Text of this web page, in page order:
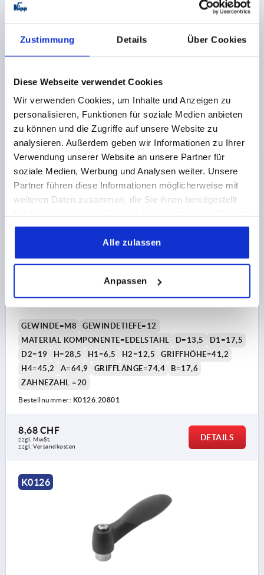
Zustimmung Details Über Cookies
Diese Webseite verwendet Cookies
Wir verwenden Cookies, um Inhalte und Anzeigen zu
personalisieren, Funktionen für soziale Medien anbieten
zu können und die Zugriffe auf unsere Website zu
analysieren. Außerdem geben wir Informationen zu Ihrer
Verwendung unserer Website an unsere Partner für
soziale Medien, Werbung und Analysen weiter. Unsere
Partner führen diese Informationen möglicherweise mit
weiteren Daten zusammen, die Sie ihnen bereitgestellt
gesammelt haben.
Alle zulassen
Anpassen
KOMP:EDELSTAHL SCHWARZGRAU RAL7021
MATERIAL KOMPONENTE=EDELSTAHL
D=13,5
D1=17,5
ZÄHNEZAHL =20
Bestellnummer:K0126.20601
8,68 CHF
zzgl. MwSt.
zzgl. Versandkosten
K0126
KLEMMHEBEL 2-KOMPONENTEN GR.2 M08,
GEWINDE=M8
GEWINDETIEFE=12
MATERIAL KOMPONENTE=EDELSTAHL
D=13,5
D1=17,5
D2=19
H=28,5 H1=6,5 H2=12,5
GRIFFHÖHE=41,2
H4=45,2
A=64,9 GRIFFLÄNGE=74,4
B=17,6
ZÄHNEZAHL =20
Bestellnummer: K0126.20801
8,68 CHF
zzgl. MwSt.
zzgl. Versandkosten
DETAILS
K0126